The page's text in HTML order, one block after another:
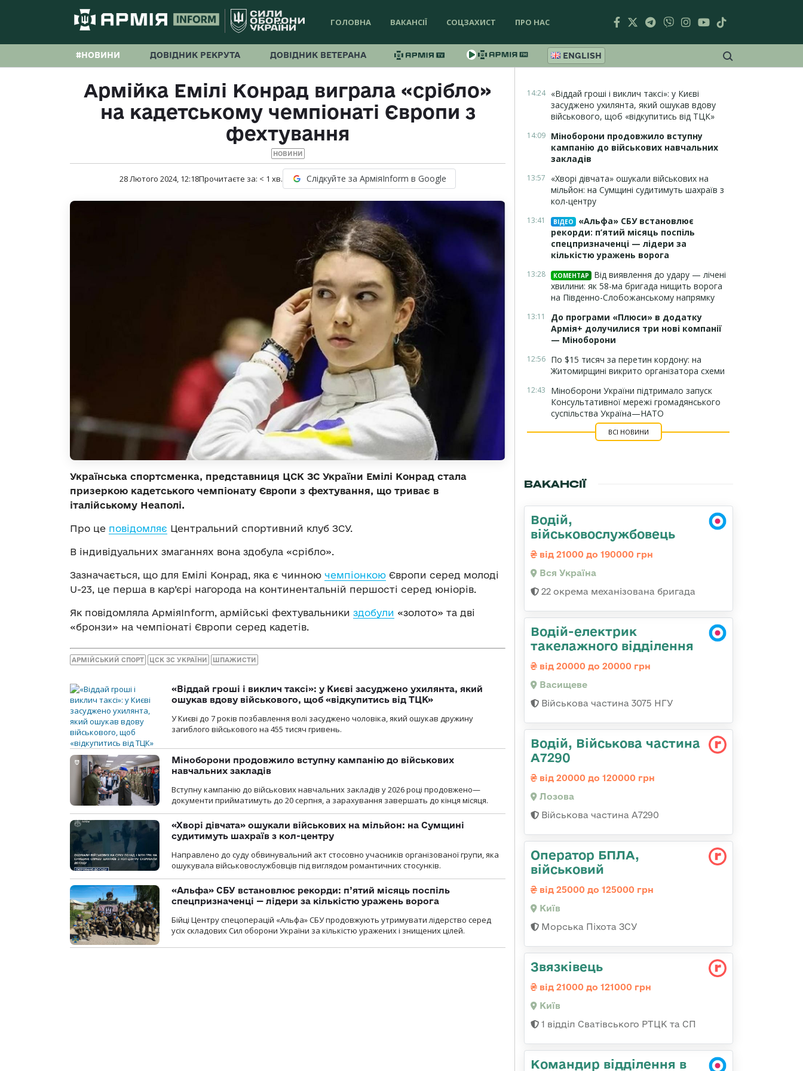
ГОЛОВНА ВАКАНСІЇ СОЦЗАХИСТ ПРО НАС
#НОВИНИ ДОВІДНИК РЕКРУТА ДОВІДНИК ВЕТЕРАНА ENGLISH
Армійка Емілі Конрад виграла «срібло»
на кадетському чемпіонаті Європи з
фехтування
НОВИНИ
28 Лютого 2024, 12:18Прочитаєте за: < 1 хв. Слідкуйте за АрміяInform в Google
Українська спортсменка, представниця ЦСК ЗС України Емілі Конрад стала
призеркою кадетського чемпіонату Європи з фехтування, що триває в
італійському Неаполі.
Про це повідомляє Центральний спортивний клуб ЗСУ.
В індивідуальних змаганнях вона здобула «срібло».
Зазначається, що для Емілі Конрад, яка є чинною чемпіонкою Європи серед молоді
U-23, це перша в кар’єрі нагорода на континентальній першості серед юніорів.
Як повідомляла АрміяInform, армійські фехтувальники здобули «золото» та дві
«бронзи» на чемпіонаті Європи серед кадетів.
АРМІЙСЬКИЙ СПОРТ ЦСК ЗС УКРАЇНИ ШПАЖИСТИ
«Віддай гроші і виклич таксі»: у Києві засуджено ухилянта, який
ошукав вдову військового, щоб «відкупитись від ТЦК»
У Києві до 7 років позбавлення волі засуджено чоловіка, який ошукав дружину
загиблого військового на 455 тисяч гривень.
Міноборони продовжило вступну кампанію до військових
навчальних закладів
Вступну кампанію до військових навчальних закладів у 2026 році продовжено—
документи прийматимуть до 20 серпня, а зарахування завершать до кінця місяця.
«Хворі дівчата» ошукали військових на мільйон: на Сумщині
судитимуть шахраїв з кол-центру
Направлено до суду обвинувальний акт стосовно учасників організованої групи, яка
ошукувала військовослужбовців під виглядом романтичних стосунків.
«Альфа» СБУ встановлює рекорди: п’ятий місяць поспіль
спецпризначенці — лідери за кількістю уражень ворога
Бійці Центру спецоперацій «Альфа» СБУ продовжують утримувати лідерство серед
усіх складових Сил оборони України за кількістю уражених і знищених цілей.
14:24 «Віддай гроші і виклич таксі»: у Києві
засуджено ухилянта, який ошукав вдову
військового, щоб «відкупитись від ТЦК»
14:09 Міноборони продовжило вступну
кампанію до військових навчальних
закладів
13:57
«Хворі дівчата» ошукали військових на
мільйон: на Сумщині судитимуть шахраїв з
кол-центру
13:41 ВІДЕО
«Альфа» СБУ встановлює
рекорди: п’ятий місяць поспіль
спецпризначенці — лідери за
кількістю уражень ворога
13:28 КОМЕНТАР
Від виявлення до удару — лічені
хвилини: як 58-ма бригада нищить ворога
на Південно-Слобожанському напрямку
13:11
До програми «Плюси» в додатку
Армія+ долучилися три нові компанії
— Міноборони
12:56 По $15 тисяч за перетин кордону: на
Житомирщині викрито організатора схеми
12:43
Міноборони України підтримало запуск
Консультативної мережі громадянського
суспільства Україна—НАТО
ВСІ НОВИНИ
ВАКАНСІЇ
Водій,
військовослужбовець
від 21000 до 190000 грн
Вся Україна
22 окрема механізована бригада
Водій-електрик
такелажного відділення
від 20000 до 20000 грн
Васищеве
Військова частина 3075 НГУ
Водій, Військова частина
А7290
від 20000 до 120000 грн
Лозова
Військова частина А7290
Оператор БПЛА,
військовий
від 25000 до 125000 грн
Київ
Морська Піхота ЗСУ
Звязківець
від 21000 до 121000 грн
Київ
1 відділ Сватівського РТЦК та СП
Командир відділення в